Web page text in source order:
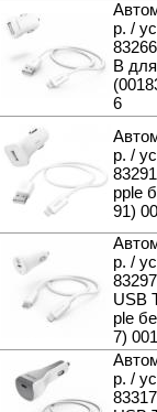
р. /
B
6
р. /
pple
91)
р. /
USB
ple
7)
р. /